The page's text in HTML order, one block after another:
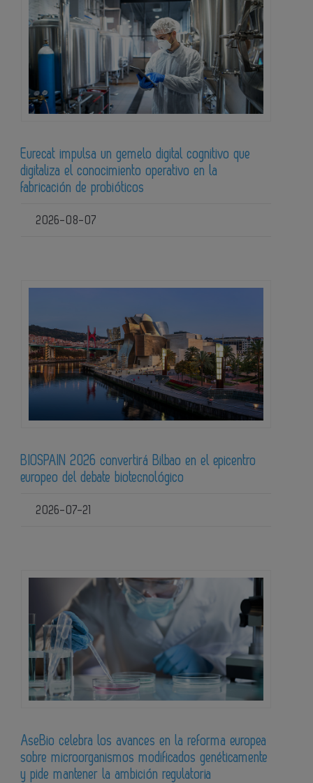
Eurecat impulsa un gemelo digital cognitivo que
digitaliza el conocimiento operativo en la
fabricación de probióticos
2026-08-07
BIOSPAIN 2026 convertirá Bilbao en el epicentro
europeo del debate biotecnológico
2026-07-21
AseBio celebra los avances en la reforma europea
sobre microorganismos modificados genéticamente
y pide mantener la ambición regulatoria